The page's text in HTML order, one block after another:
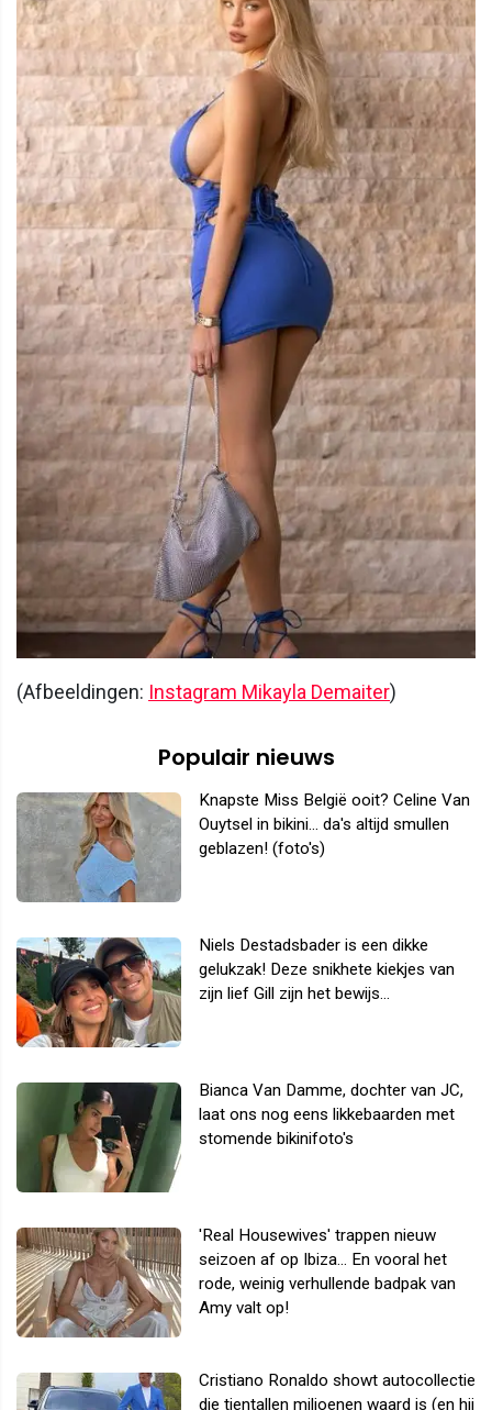
(Afbeeldingen: Instagram Mikayla Demaiter)
Populair nieuws
Knapste Miss België ooit? Celine Van
Ouytsel in bikini... da's altijd smullen
geblazen! (foto's)
Niels Destadsbader is een dikke
gelukzak! Deze snikhete kiekjes van
zijn lief Gill zijn het bewijs...
Bianca Van Damme, dochter van JC,
laat ons nog eens likkebaarden met
stomende bikinifoto's
'Real Housewives' trappen nieuw
seizoen af op Ibiza... En vooral het
rode, weinig verhullende badpak van
Amy valt op!
Cristiano Ronaldo showt autocollectie
die tientallen miljoenen waard is (en hij